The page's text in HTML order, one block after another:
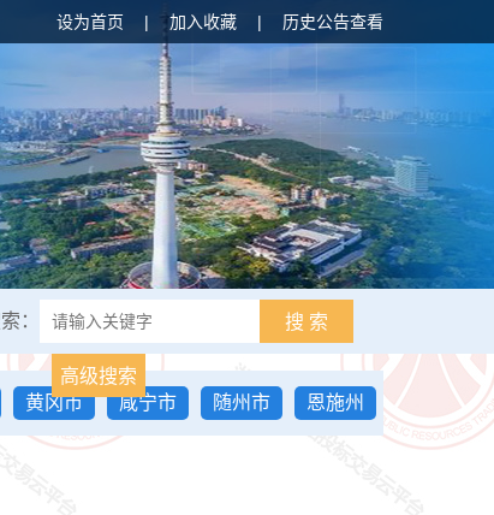
设为首页 | 加入收藏 | 历史公告查看
： 搜 索
高级搜索
黄冈市 咸宁市 随州市
恩施州